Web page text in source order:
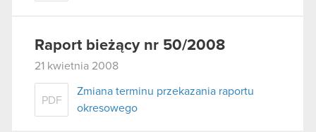
Raport bieżący nr 50/2008
21 kwietnia 2008
PDF
Zmiana terminu przekazania raportu
okresowego